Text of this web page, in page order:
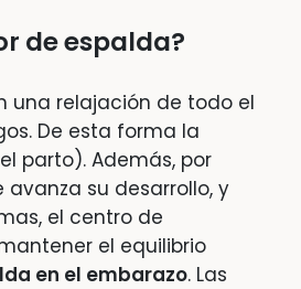
de espalda?
una relajación de todo el
De esta forma la
parto). Además, por
su desarrollo, y
el centro de
el equilibrio
en el embarazo. Las